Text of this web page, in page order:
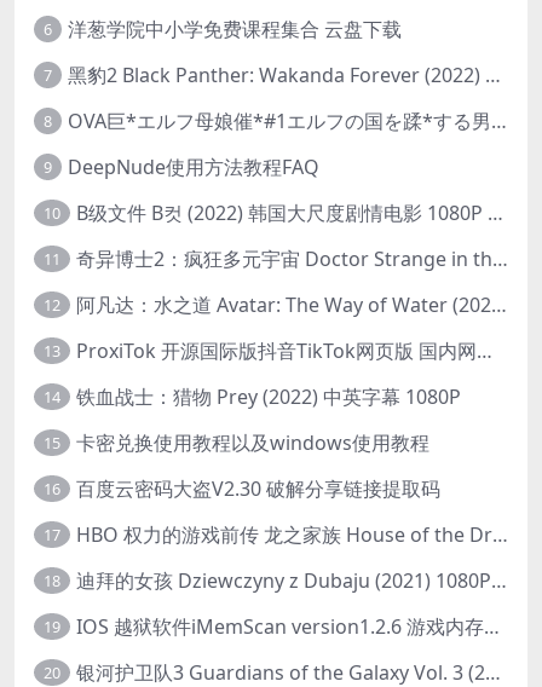
6 洋葱学院中小学免费课程集合 云盘下载
7 黑豹2 Black Panther: Wakanda Forever (2022) 高清版
8 OVA巨*エルフ母娘催*#1エルフの国を蹂*する男。汚された女王と姫
9 DeepNude使用方法教程FAQ
10 B级文件 B컷 (2022) 韩国大尺度剧情电影 1080P 中字
11 奇异博士2：疯狂多元宇宙 Doctor Strange in the Multiverse of Madness (2022) 高清版1080p
12 阿凡达：水之道 Avatar: The Way of Water (2022) 1080p 2k 4k 中文字幕
13 ProxiTok 开源国际版抖音TikTok网页版 国内网络直连
14 铁血战士：猎物 Prey (2022) 中英字幕 1080P
15 卡密兑换使用教程以及windows使用教程
16 百度云密码大盗V2.30 破解分享链接提取码
17 HBO 权力的游戏前传 龙之家族 House of the Dragon (2022) 中字 1080P 更新4集
18 迪拜的女孩 Dziewczyny z Dubaju (2021) 1080P 中字
19 IOS 越狱软件iMemScan version1.2.6 游戏内存修改器
20 银河护卫队3 Guardians of the Galaxy Vol. 3 (2023)4K高清资源1080p只分享精品